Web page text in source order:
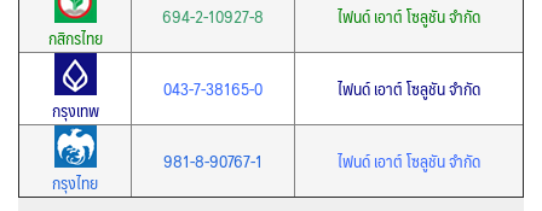
กสิกรไทย
694-2-10927-8 ไฟนด์ เอาต์ โซลูชัน จำกัด
กรุงเทพ
043-7-38165-0 ไฟนด์ เอาต์ โซลูชัน จำกัด
กรุงไทย
981-8-90767-1 ไฟนด์ เอาต์ โซลูชัน จำกัด